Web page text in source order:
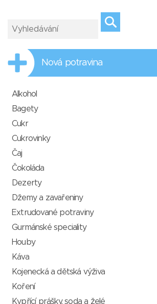
Nová potravina
Alkohol
Bagety
Cukr
Cukrovinky
Čaj
Čokoláda
Dezerty
Džemy a zavařeniny
Extrudované potraviny
Gurmánské speciality
Houby
Káva
Kojenecká a dětská výživa
Koření
Kypřící prášky, soda a želé